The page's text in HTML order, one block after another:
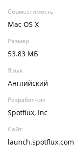
Совместимость
Mac OS X
Размер
53.83 МБ
Язык
Английский
Разработчик
Spotflux, Inc
Сайт
launch.spotflux.com